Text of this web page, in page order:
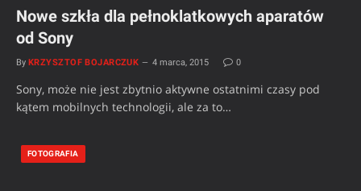
Nowe szkła dla pełnoklatkowych aparatów
od Sony
By KRZYSZTOF BOJARCZUK 4 marca, 2015 0
Sony, może nie jest zbytnio aktywne ostatnimi czasy pod
kątem mobilnych technologii, ale za to…
FOTOGRAFIA